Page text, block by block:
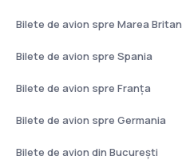
Bilete de avion spre Marea
Bilete de avion spre Spania
Bilete de avion spre Franţa
Bilete de avion spre Germania
Bilete de avion din București